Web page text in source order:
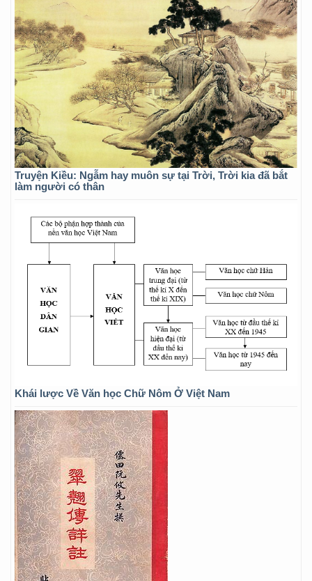
Truyện Kiều: Ngẫm hay muôn sự tại Trời, Trời kia đã bắt
làm người có thân
Khái lược Về Văn học Chữ Nôm Ở Việt Nam